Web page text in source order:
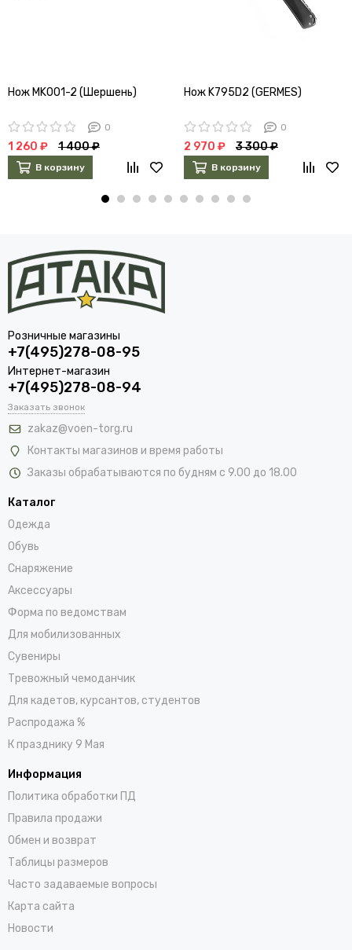
Нож MK001-2 (Шершень)
0
1 260 ₽ 1 400 ₽
В корзину
Нож K795D2 (GERMES)
0
2 970 ₽ 3 300 ₽
В корзину
Розничные магазины
+7(495)278-08-95
Интернет-магазин
+7(495)278-08-94
Заказать звонок
zakaz@voen-torg.ru
Контакты магазинов и время работы
Заказы обрабатываются по будням с 9.00 до 18.00
Каталог
Одежда
Обувь
Снаряжение
Аксессуары
Форма по ведомствам
Для мобилизованных
Сувениры
Тревожный чемоданчик
Для кадетов, курсантов, студентов
Распродажа %
К празднику 9 Мая
Информация
Политика обработки ПД
Правила продажи
Обмен и возврат
Таблицы размеров
Часто задаваемые вопросы
Карта сайта
Новости